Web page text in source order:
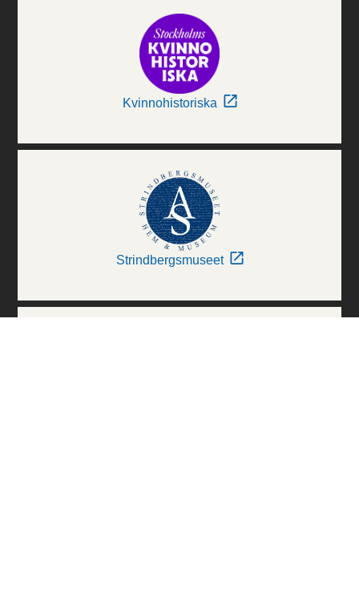
Kvinnohistoriska
Strindbergsmuseet